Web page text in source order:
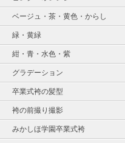
ベージュ・茶・黄色・からし
緑・黄緑
紺・青・水色・紫
グラデーション
卒業式袴の髪型
袴の前撮り撮影
みかしほ学園卒業式袴